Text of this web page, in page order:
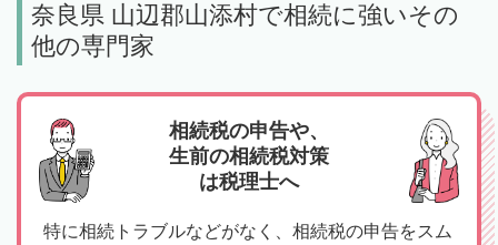
奈良県 山辺郡山添村で相続に強いその
他の専門家
相続税の申告や、
生前の相続税対策
は税理士へ
特に相続トラブルなどがなく、相続税の申告をスム